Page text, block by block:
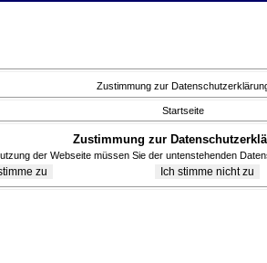
Zustimmung zur
Startseite
Zustimmung zur
der Webseite müssen Sie der untenstehenden